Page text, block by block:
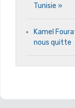
Tunisie »
Kamel
nous quitte